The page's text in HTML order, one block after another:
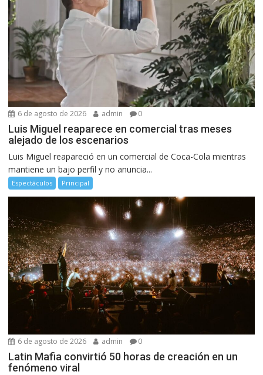
6 de agosto de 2026 admin 0
Luis Miguel reaparece en comercial tras meses
alejado de los escenarios
Luis Miguel reapareció en un comercial de Coca-Cola mientras
mantiene un bajo perfil y no anuncia...
Espectáculos Principal
6 de agosto de 2026 admin 0
Latin Mafia convirtió 50 horas de creación en un
fenómeno viral